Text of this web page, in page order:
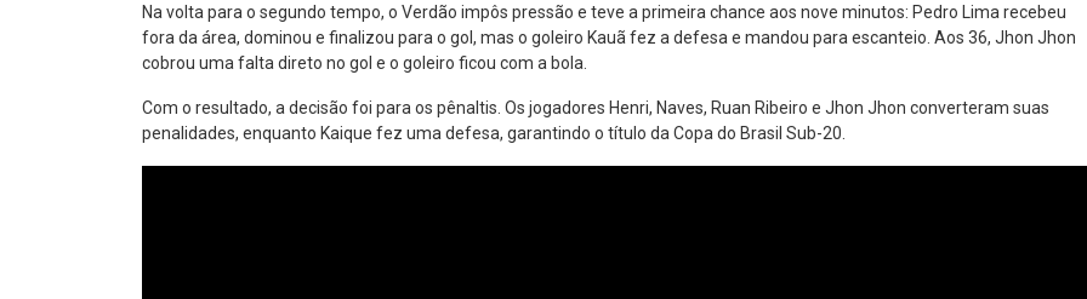
Na volta para o segundo tempo, o Verdão impôs pressão e teve a primeira chance aos nove minutos: Pedro Lima recebeu
fora da área, dominou e finalizou para o gol, mas o goleiro Kauã fez a defesa e mandou para escanteio. Aos 36, Jhon Jhon
cobrou uma falta direto no gol e o goleiro ficou com a bola.
Com o resultado, a decisão foi para os pênaltis. Os jogadores Henri, Naves, Ruan Ribeiro e Jhon Jhon converteram suas
penalidades, enquanto Kaique fez uma defesa, garantindo o título da Copa do Brasil Sub-20.